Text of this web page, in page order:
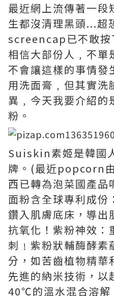
最近網上流傳著一段
生都沒清理黑頭...超
screencap已不敢按
相信大部份人﹐不單
不會讓這樣的事情發
用洗面膏﹐但其實洗
異﹐今天我要介紹的
粉。
Suiskin素姬是韓國
牌。(最近popcorn
西已轉為泡菜國產品
面粉含全球專利成份
鑽入肌膚底床，導出
抗氧化！紫粉神效：
刺﹗紫粉狀輔酶酵素
分，如苦齒植物精華
先進的納米技術，以
40℃的溫水混合溶解